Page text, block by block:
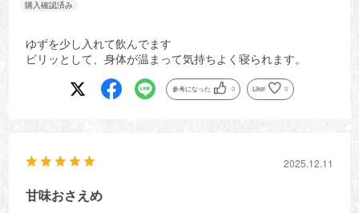
ゆずを少し入れて飲んでます
ピリッとして、身体が温まって気持ちよく寝られます。
参考になった 0 Like! 0
2025.12.11
甘味おさえめ